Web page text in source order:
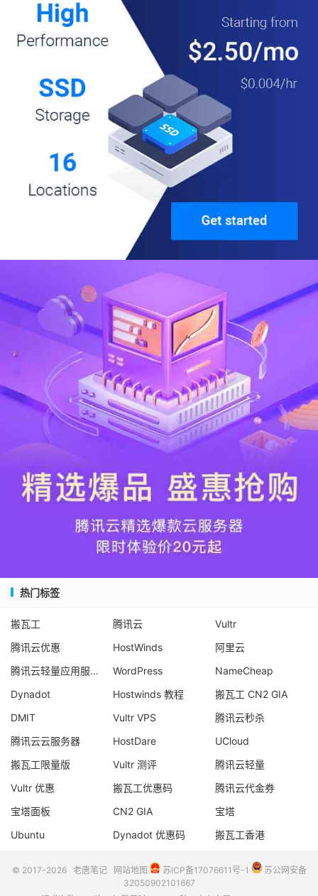
热门标签
搬瓦工 腾讯云
Vultr
腾讯云优惠
HostWinds
阿里云
腾讯云轻量应用服务器
WordPress
NameCheap
Dynadot
Hostwinds 教程
搬瓦工 CN2 GIA
DMIT
Vultr VPS
腾讯云秒杀
腾讯云云服务器
HostDare
UCloud
搬瓦工限量版
Vultr 测评
腾讯云轻量
Vultr 优惠
搬瓦工优惠码
腾讯云代金券
宝塔面板
CN2 GIA
宝塔
Ubuntu
Dynadot 优惠码 搬瓦工香港
© 2017-2026 老唐笔记 网站地图 苏ICP备17076611号-1
苏公网安备
32050902101667